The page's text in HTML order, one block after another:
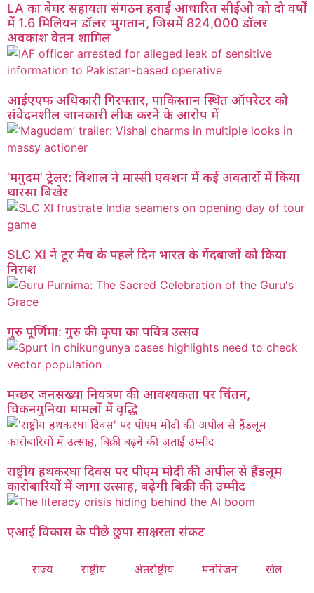
LA का बेघर सहायता संगठन हवाई आधारित सीईओ को दो वर्षों
में 1.6 मिलियन डॉलर भुगतान, जिसमें 824,000 डॉलर
अवकाश वेतन शामिल
आईएएफ अधिकारी गिरफ्तार, पाकिस्तान स्थित ऑपरेटर को
संवेदनशील जानकारी लीक करने के आरोप में
‘मगुदम’ ट्रेलर: विशाल ने मास्सी एक्शन में कई अवतारों में किया
थारसा बिखेर
SLC XI ने टूर मैच के पहले दिन भारत के गेंदबाजों को किया
निराश
गुरु पूर्णिमा: गुरु की कृपा का पवित्र उत्सव
मच्छर जनसंख्या नियंत्रण की आवश्यकता पर चिंतन,
चिकनगुनिया मामलों में वृद्धि
राष्ट्रीय हथकरघा दिवस पर पीएम मोदी की अपील से हैंडलूम
कारोबारियों में जागा उत्साह, बढ़ेगी बिक्री की उम्मीद
एआई विकास के पीछे छुपा साक्षरता संकट
राज्य राष्ट्रीय अंतर्राष्ट्रीय मनोरंजन खेल